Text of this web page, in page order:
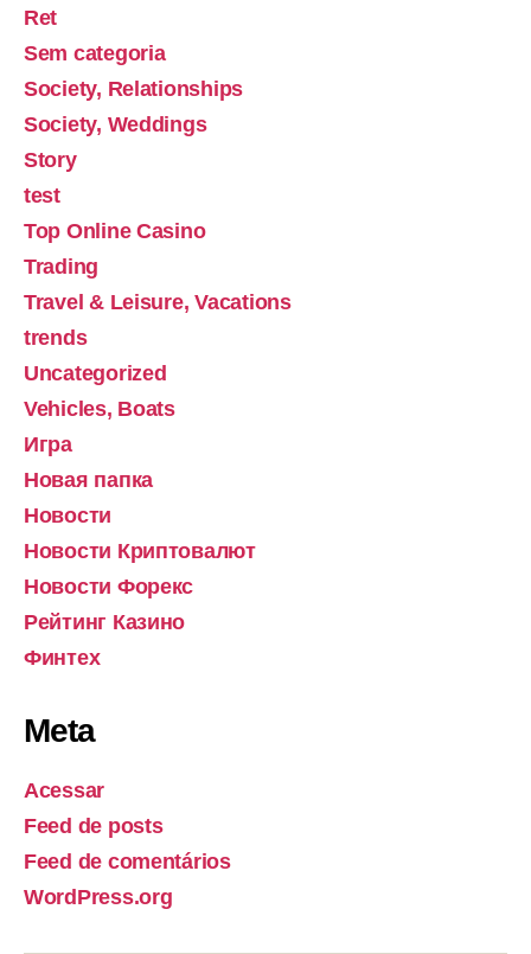
Ret
Sem categoria
Society, Relationships
Society, Weddings
Story
test
Top Online Casino
Trading
Travel & Leisure, Vacations
trends
Uncategorized
Vehicles, Boats
Игра
Новая папка
Новости
Новости Криптовалют
Новости Форекс
Рейтинг Казино
Финтех
Meta
Acessar
Feed de posts
Feed de comentários
WordPress.org